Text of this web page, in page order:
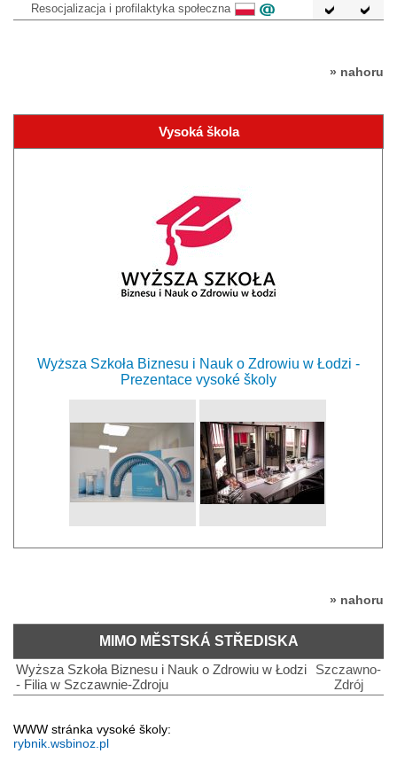
Resocjalizacja i profilaktyka społeczna
» nahoru
Vysoká škola
Wyższa Szkoła Biznesu i Nauk o Zdrowiu w Łodzi -
Prezentace vysoké školy
» nahoru
MIMO MĚSTSKÁ STŘEDISKA
Wyższa Szkoła Biznesu i Nauk o Zdrowiu w Łodzi
- Filia w Szczawnie-Zdroju
Szczawno-
Zdrój
WWW stránka vysoké školy:
rybnik.wsbinoz.pl